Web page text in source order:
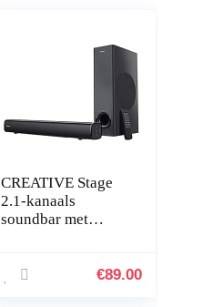
CREATIVE Stage
2.1-kanaals
soundbar met
computer en
€89.00